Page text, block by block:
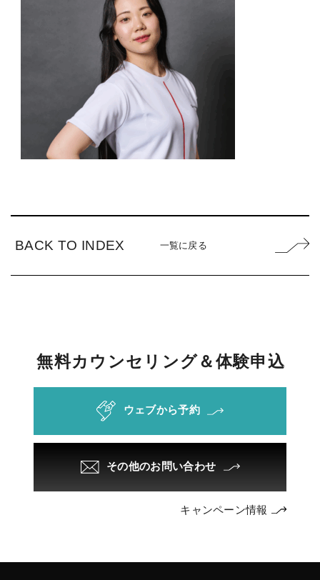
BACK TO INDEX 一覧に戻る
無料カ ウ ンセ リ ング＆体験申込
ウェブから予約
その他のお問い合わせ
キャンペーン情報